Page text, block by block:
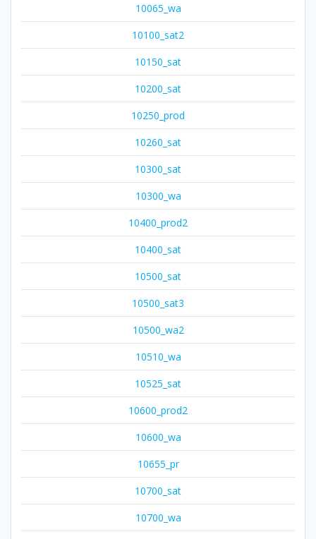
10065_wa
10100_sat2
10150_sat
10200_sat
10250_prod
10260_sat
10300_sat
10300_wa
10400_prod2
10400_sat
10500_sat
10500_sat3
10500_wa2
10510_wa
10525_sat
10600_prod2
10600_wa
10655_pr
10700_sat
10700_wa